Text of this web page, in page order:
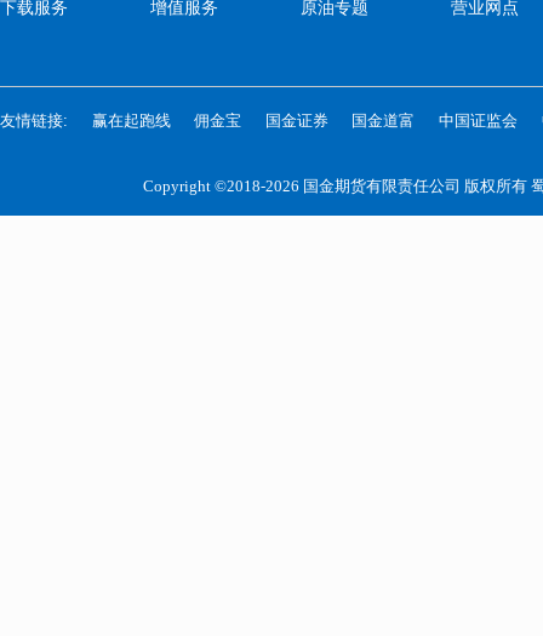
下载服务 增值服务 原油专题 营业网点
友情链接: 赢在起跑线 佣金宝 国金证券 国金道富 中国证监会
Copyright ©2018-2026 国金期货有限责任公司 版权所有